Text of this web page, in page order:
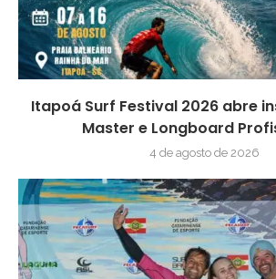
Itapoá Surf Festival 2026 abre
Master e Longboard
4 de agosto de 2026